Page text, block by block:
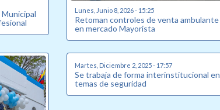
Lunes, Junio 8, 2026 - 15:25
Retoman controles de venta ambulante
en mercado Mayorista
Martes, Diciembre 2, 2025 - 17:57
Se trabaja de forma interinstitucional en
temas de seguridad